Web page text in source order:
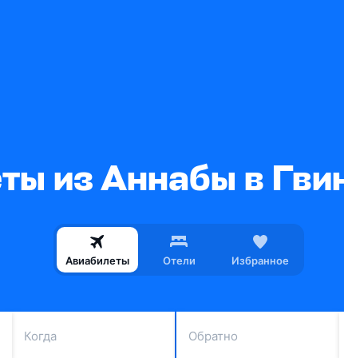
из Аннабы в
Авиабилеты Отели Избранное
Когда Обратно